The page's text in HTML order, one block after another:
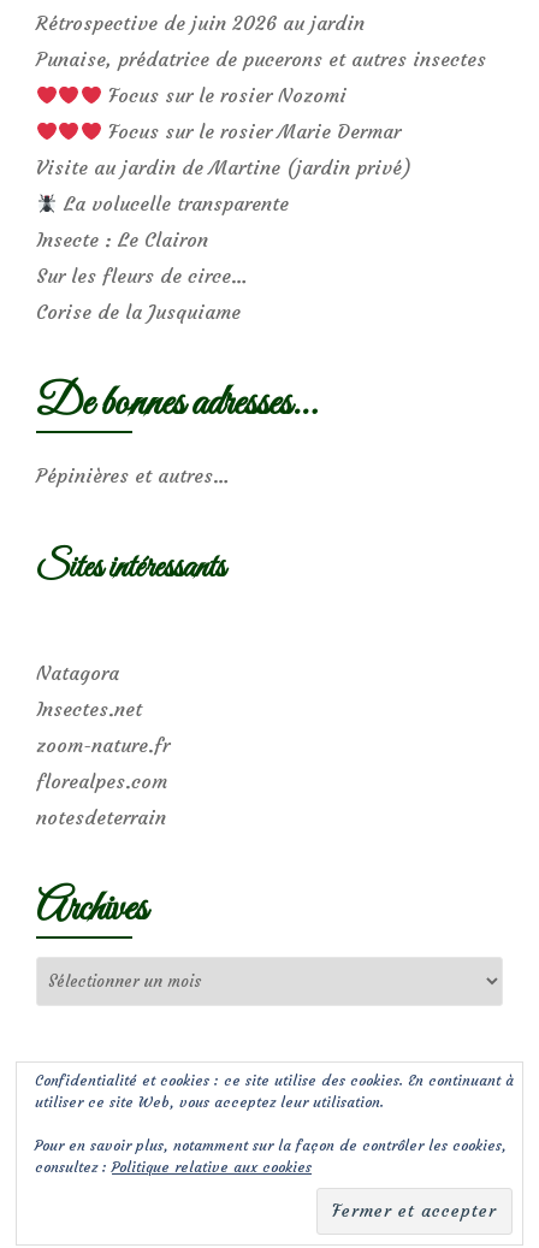
Rétrospective de juin 2026 au jardin
Punaise, prédatrice de pucerons et autres insectes
Focus sur le rosier Nozomi
Focus sur le rosier Marie Dermar
Visite au jardin de Martine (jardin privé)
La volucelle transparente
Insecte : Le Clairon
Sur les fleurs de circe…
Corise de la Jusquiame
De bonnes adresses…
Pépinières et autres…
Sites intéressants
Natagora
Insectes.net
zoom-nature.fr
florealpes.com
notesdeterrain
Archives
Confidentialité et cookies : ce site utilise des cookies. En continuant à
utiliser ce site Web, vous acceptez leur utilisation.
Pour en savoir plus, notamment sur la façon de contrôler les cookies,
consultez :Politique relative aux cookies